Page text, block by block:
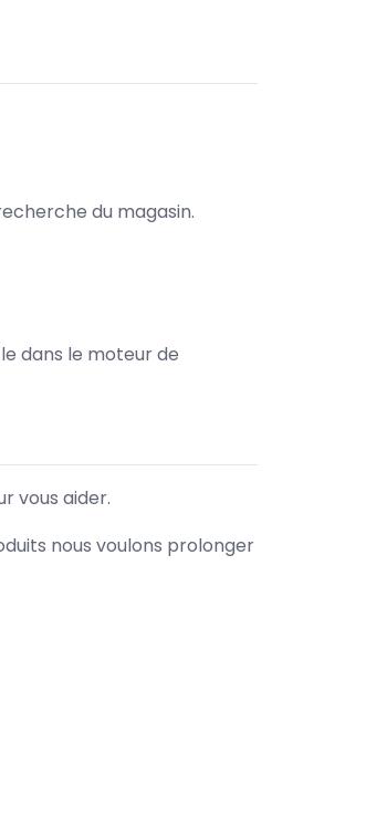
du magasin.
dans le moteur de
vous aider.
nous voulons prolonger